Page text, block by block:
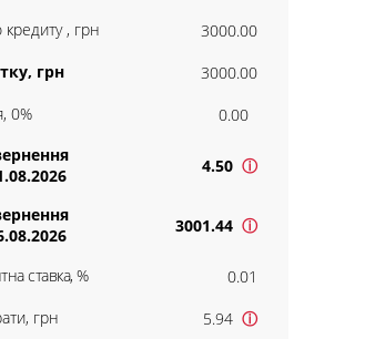
кредиту , грн
3000.00
грн
3000.00
0%
0.00
4.50 ⓘ
3001.44 ⓘ
ставка, %
0.01
грн
5.94 ⓘ